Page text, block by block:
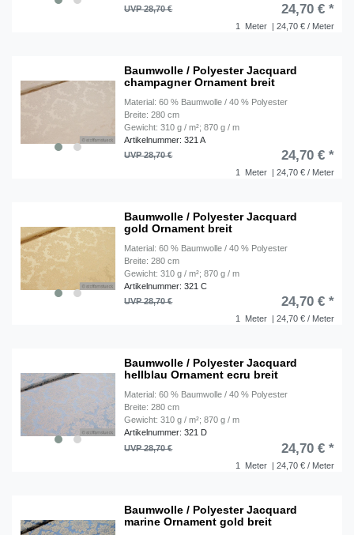
1 Meter | 24,70 € / Meter
UVP 28,70 € 24,70 € *
Baumwolle / Polyester Jacquard
champagner Ornament breit
Material: 60 % Baumwolle / 40 % Polyester
Breite: 280 cm
Gewicht: 310 g / m²; 870 g / m
Artikelnummer: 321 A
1 Meter | 24,70 € / Meter
UVP 28,70 € 24,70 € *
Baumwolle / Polyester Jacquard
gold Ornament breit
Material: 60 % Baumwolle / 40 % Polyester
Breite: 280 cm
Gewicht: 310 g / m²; 870 g / m
Artikelnummer: 321 C
1 Meter | 24,70 € / Meter
UVP 28,70 € 24,70 € *
Baumwolle / Polyester Jacquard
hellblau Ornament ecru breit
Material: 60 % Baumwolle / 40 % Polyester
Breite: 280 cm
Gewicht: 310 g / m²; 870 g / m
Artikelnummer: 321 D
1 Meter | 24,70 € / Meter
UVP 28,70 € 24,70 € *
Baumwolle / Polyester Jacquard
marine Ornament gold breit